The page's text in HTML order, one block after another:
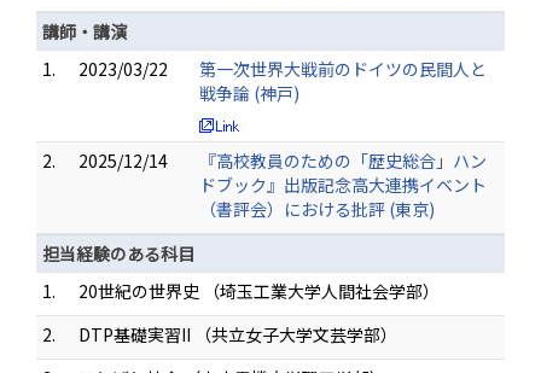
講師・講演
1.
2023/03/22
第一次世界大戦前のドイツの民間人と
戦争論 (神戸)
2. 2025/12/14
『高校教員のための「歴史総合」ハン
ドブック』出版記念高大連携イベント
（書評会）における批評 (東京)
担当経験のある科目
1.
20世紀の世界史 （埼玉工業大学人間社会学部）
2.
DTP基礎実習II （共立女子大学文芸学部）